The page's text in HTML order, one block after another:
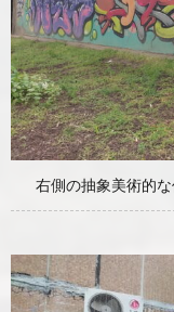
右側の抽象美術的